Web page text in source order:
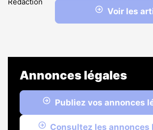
Voir les
Annonces légales
Publiez vos annonces
Consultez les annonces